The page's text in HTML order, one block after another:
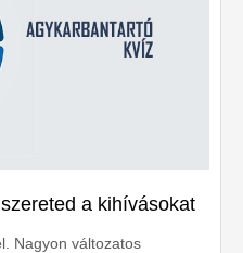
a kihívásokat
Nagyon változatos